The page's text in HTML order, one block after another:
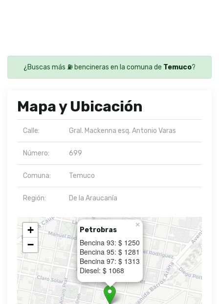
¿Buscas más ⛽ bencineras en la comuna de Temuco?
Mapa y Ubicación
Calle: Gral. Mackenna esq. Antonio Varas
Número: 699
Comuna: Temuco
Región: De la Araucanía
Petrobras
Bencina 93: $ 1250
Bencina 95: $ 1281
Bencina 97: $ 1313
Diesel: $ 1068
×
+
−